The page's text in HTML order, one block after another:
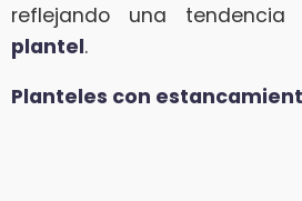
reflejando una
plantel.
Planteles con